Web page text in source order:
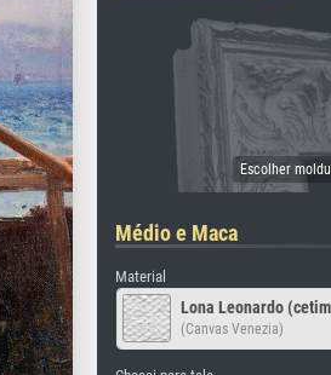
Médio e Maca
Material
Lona Leonardo
(Canvas Venezia)